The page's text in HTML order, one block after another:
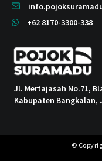
+62 8170-3300-338
Jl. Mertajasah No.71,
Kabupaten Bangkalan,
©